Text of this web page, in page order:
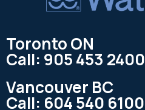
Toronto ON
Call: 905 453 2400
Vancouver BC
Call: 604 540 6100